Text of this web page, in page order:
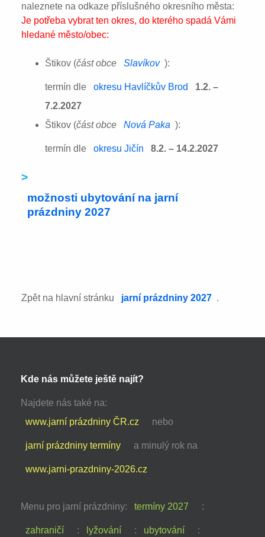
naleznete na odkaze příslušného okresního města:
Je potřeba vybrat ten okres, do kterého spadá Vámi
hledané město/obec:
Štikov (část obce Slavíkov ):
termín dle okresu Havlíčkův Brod
1.2. –
7.2.2027
Štikov (část obce Nová Paka ):
termín dle okresu Jičín 8.2. – 14.2.2027
>
možnosti ubytování na jarní
prázdniny 2027
Zpět na hlavní stránku jarní prázdniny 2027 .
Kde nás můžete ještě najít?
Najdete nás také na:
www.jarní prázdniny ČR.cz
nebo
jarní prázdniny termíny a minulý rok na
www.jarni-prazdniny-2026.cz
Menu pro jarní prázdniny: termíny 2027 :
zahraničí : lyžování : ubytování :